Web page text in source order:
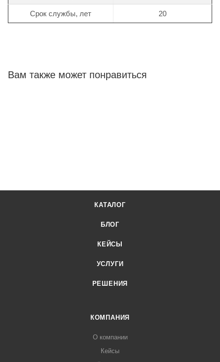
Срок службы, лет 20
Вам также может понравиться
КАТАЛОГ
БЛОГ
КЕЙСЫ
УСЛУГИ
РЕШЕНИЯ
КОМПАНИЯ
О компании
Кейсы